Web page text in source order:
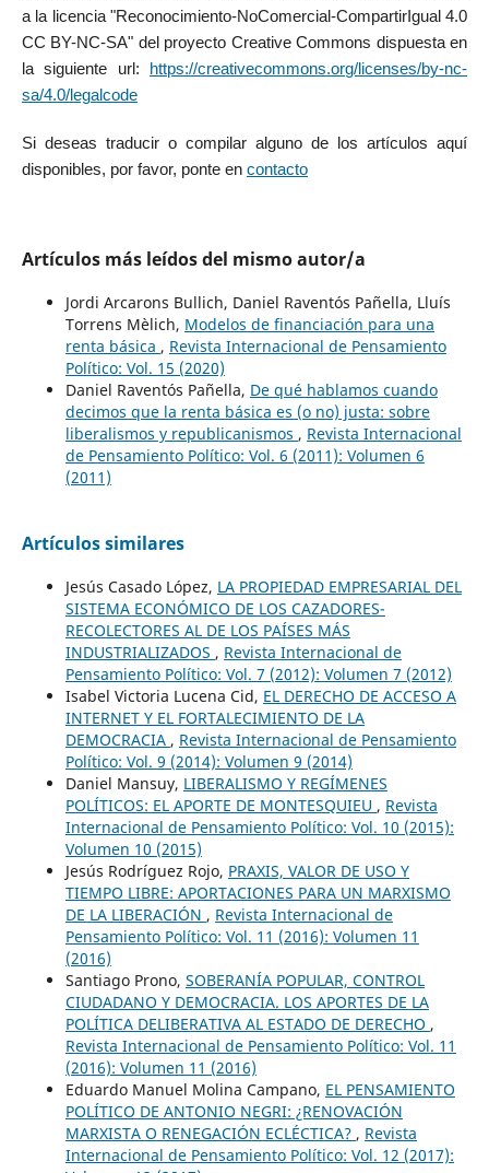
a la licencia "Reconocimiento-NoComercial-CompartirIgual 4.0
CC BY-NC-SA" del proyecto Creative Commons dispuesta en
la siguiente url:
https://creativecommons.org/licenses/by-nc-
sa/4.0/legalcode
Si deseas traducir o compilar alguno de los artículos aquí
disponibles, por favor, ponte en contacto
Artículos más leídos del mismo autor/a
Jordi Arcarons Bullich, Daniel Raventós Pañella, Lluís
Torrens Mèlich, Modelos de financiación para una
renta básica , Revista Internacional de Pensamiento
Político: Vol. 15 (2020)
Daniel Raventós Pañella, De qué hablamos cuando
decimos que la renta básica es (o no) justa: sobre
liberalismos y republicanismos , Revista Internacional
de Pensamiento Político: Vol. 6 (2011): Volumen 6
(2011)
Artículos similares
Jesús Casado López, LA PROPIEDAD EMPRESARIAL DEL
SISTEMA ECONÓMICO DE LOS CAZADORES-
RECOLECTORES AL DE LOS PAÍSES MÁS
INDUSTRIALIZADOS , Revista Internacional de
Pensamiento Político: Vol. 7 (2012): Volumen 7 (2012)
Isabel Victoria Lucena Cid, EL DERECHO DE ACCESO A
INTERNET Y EL FORTALECIMIENTO DE LA
DEMOCRACIA , Revista Internacional de Pensamiento
Político: Vol. 9 (2014): Volumen 9 (2014)
Daniel Mansuy, LIBERALISMO Y REGÍMENES
POLÍTICOS: EL APORTE DE MONTESQUIEU , Revista
Internacional de Pensamiento Político: Vol. 10 (2015):
Volumen 10 (2015)
Jesús Rodríguez Rojo, PRAXIS, VALOR DE USO Y
TIEMPO LIBRE: APORTACIONES PARA UN MARXISMO
DE LA LIBERACIÓN , Revista Internacional de
Pensamiento Político: Vol. 11 (2016): Volumen 11
(2016)
Santiago Prono, SOBERANÍA POPULAR, CONTROL
CIUDADANO Y DEMOCRACIA. LOS APORTES DE LA
POLÍTICA DELIBERATIVA AL ESTADO DE DERECHO ,
Revista Internacional de Pensamiento Político: Vol. 11
(2016): Volumen 11 (2016)
Eduardo Manuel Molina Campano, EL PENSAMIENTO
POLÍTICO DE ANTONIO NEGRI: ¿RENOVACIÓN
MARXISTA O RENEGACIÓN ECLÉCTICA? , Revista
Internacional de Pensamiento Político: Vol. 12 (2017):